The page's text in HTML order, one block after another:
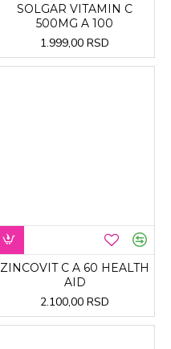
SOLGAR VITAMIN C
500MG A 100
1.999,00 RSD
ZINCOVIT C A 60 HEALTH
AID
2.100,00 RSD